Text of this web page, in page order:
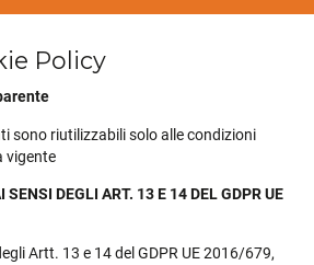
Policy
sono riutilizzabili solo alle condizioni
vigente
SENSI DEGLI ART. 13 E 14 DEL GDPR UE
Artt. 13 e 14 del GDPR UE 2016/679,